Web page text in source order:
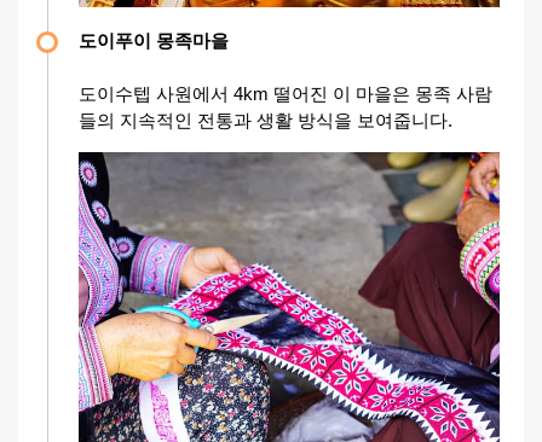
도이푸이 몽족마을
도이수텝 사원에서 4km 떨어진 이 마을은 몽족 사람
들의 지속적인 전통과 생활 방식을 보여줍니다.